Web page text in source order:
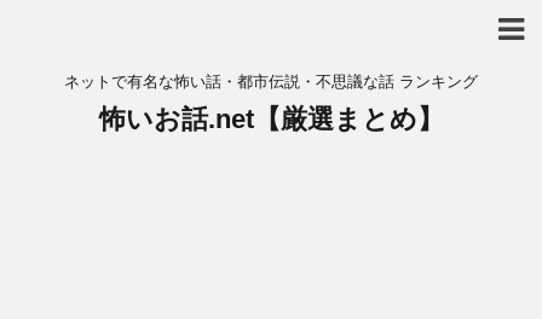
ネットで有名な怖い話・都市伝説・不思議な話 ランキング
怖いお話.net【厳選まとめ】